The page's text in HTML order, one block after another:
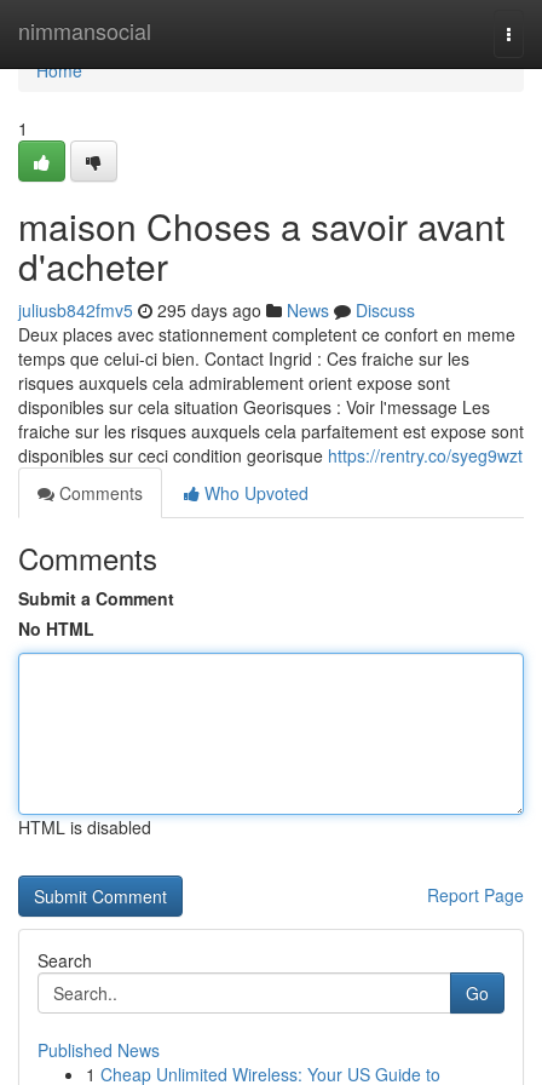
nimmansocial
Home
Home
1
maison Choses a savoir avant
d'acheter
juliusb842fmv5 295 days ago News
Discuss
Deux places avec stationnement completent ce confort en meme
temps que celui-ci bien. Contact Ingrid : Ces fraiche sur les
risques auxquels cela admirablement orient expose sont
disponibles sur cela situation Georisques : Voir l'message Les
fraiche sur les risques auxquels cela parfaitement est expose sont
disponibles sur ceci condition georisque https://rentry.co/syeg9wzt
Comments
Who Upvoted
Comments
Submit a Comment
No HTML
HTML is disabled
Report Page
Search
Go
Published News
1 Cheap Unlimited Wireless: Your US Guide to